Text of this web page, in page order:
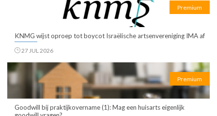
Premium
KNMG wijst oproep tot boycot Israëlische artsenvereniging IMA af
27 JUL 2026
Premium
Goodwill bij praktijkovername (1): Mag een huisarts eigenlijk